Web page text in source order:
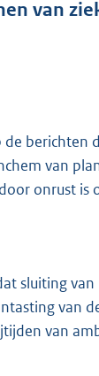
van
de berichten
van
onrust is
sluiting
van
van